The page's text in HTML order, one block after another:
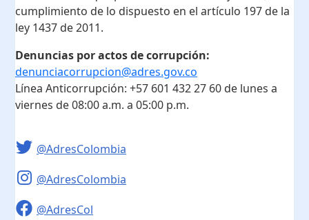
cumplimiento de lo dispuesto en el artículo 197 de la
ley 1437 de 2011.
Denuncias por actos de corrupción:
denunciacorrupcion@adres.gov.co
Línea Anticorrupción: +57 601 432 27 60 de lunes a
viernes de 08:00 a.m. a 05:00 p.m.
@AdresColombia
@AdresColombia
@AdresCol